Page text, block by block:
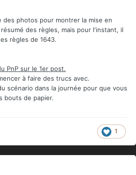
des photos pour montrer la mise en
des règles, mais pour l'instant, il
règles de 1643.
PnP sur le 1er post.
à faire des trucs avec.
scénario dans la journée pour que vous
bouts de papier.
1